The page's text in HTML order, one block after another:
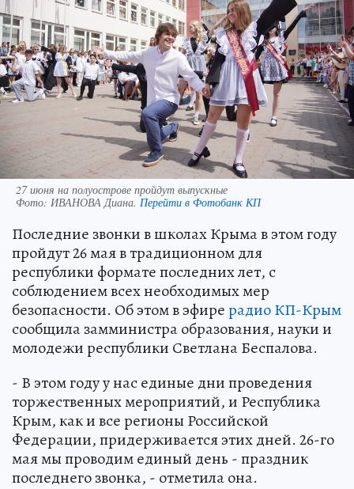
27 июня на полуострове пройдут выпускные
Фото: ИВАНОВА Диана. Перейти в Фотобанк КП
Последние звонки в школах Крыма в этом году
пройдут 26 мая в традиционном для
республики формате последних лет, с
соблюдением всех необходимых мер
безопасности. Об этом в эфирерадио КП-Крым
сообщила замминистра образования, науки и
молодежи республики Светлана Беспалова.
- В этом году у нас единые дни проведения
торжественных мероприятий, и Республика
Крым, как и все регионы Российской
Федерации, придерживается этих дней. 26-го
мая мы проводим единый день - праздник
последнего звонка, - отметила она.